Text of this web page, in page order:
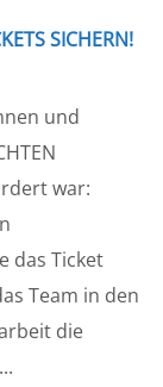
SICHERN!
und
war:
das Ticket
Team in den
die